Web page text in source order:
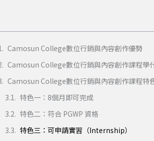
Camosun College數位行銷與內容創作優勢
Camosun College數位行銷與內容創作課程學
Camosun College數位行銷與內容創作課程特
特色一：8個月即可完成
特色二：符合 PGWP 資格
特色三：可申請實習（Internship）